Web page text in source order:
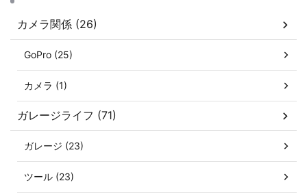
カメラ関係 (26)
GoPro (25)
カメラ (1)
ガレージライフ (71)
ガレージ (23)
ツール (23)